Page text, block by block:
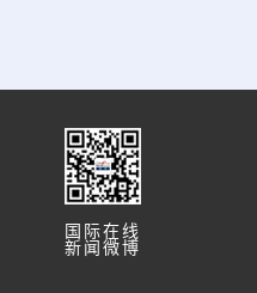
国际在线
新闻微博